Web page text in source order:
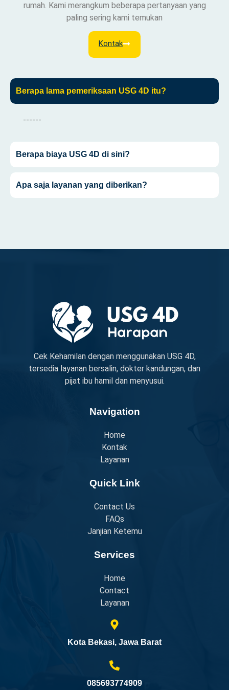
rumah. Kami merangkum beberapa pertanyaan yang
paling sering kami temukan
Kontak
Berapa lama pemeriksaan USG 4D itu?
------
Berapa biaya USG 4D di sini?
Apa saja layanan yang diberikan?
Cek Kehamilan dengan menggunakan USG 4D,
tersedia layanan bersalin, dokter kandungan, dan
pijat ibu hamil dan menyusui.
Navigation
Home
Kontak
Layanan
Quick Link
Contact Us
FAQs
Janjian Ketemu
Services
Home
Contact
Layanan
Kota Bekasi, Jawa Barat
085693774909